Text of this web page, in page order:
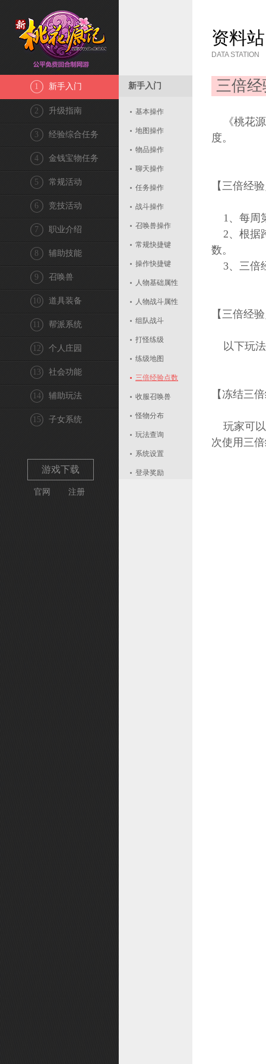
新手入门
1
升级指南
2
经验综合任务
3
金钱宝物任务
4
常规活动
5
竞技活动
6
职业介绍
7
辅助技能
8
召唤兽
9
道具装备
10
帮派系统
11
个人庄园
12
社会功能
13
辅助玩法
14
子女系统
15
游戏下载
官网 注册
新手入门
基本操作
地图操作
物品操作
聊天操作
任务操作
战斗操作
召唤兽操作
常规快捷键
操作快捷键
人物基础属性
人物战斗属性
组队战斗
打怪练级
练级地图
三倍经验点数
收服召唤兽
怪物分布
玩法查询
系统设置
登录奖励
资料站
DATA STATION
三倍
《桃花源
度。
【三倍经
1、每周
2、根据
数。
3、三倍
【三倍经
以下玩法
【冻结三
玩家可以
次使用三